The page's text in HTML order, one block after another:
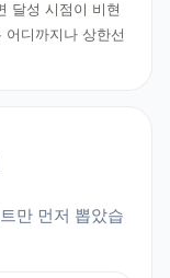
달성 시점이 비현
디까지나 상한선
만 먼저 뽑았습